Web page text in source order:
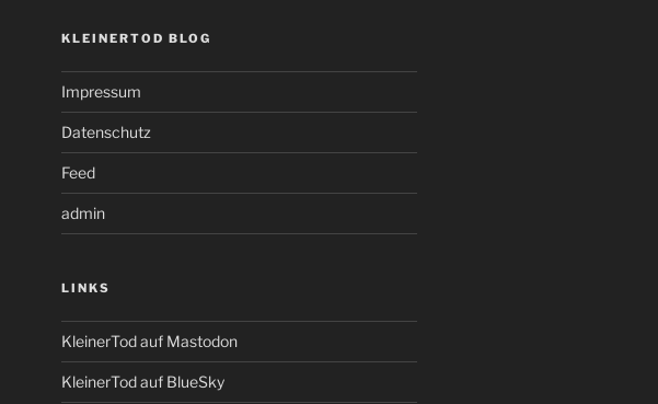
KLEINERTOD BLOG
Impressum
Datenschutz
Feed
admin
LINKS
KleinerTod auf Mastodon
KleinerTod auf BlueSky